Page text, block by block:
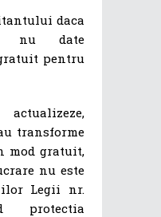
daca
nu date
pentru
transforme
mod gratuit,
nu este
Legii nr.
protectia